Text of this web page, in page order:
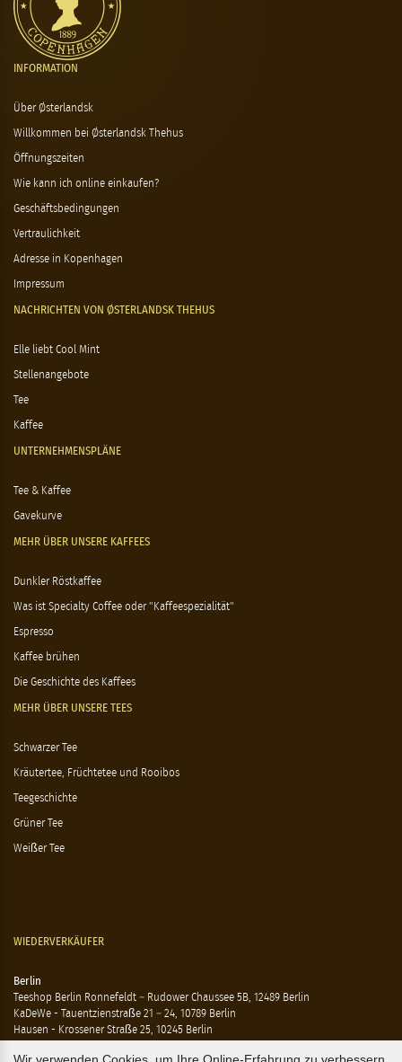
INFORMATION
Über Østerlandsk
Willkommen bei Østerlandsk Thehus
Öffnungszeiten
Wie kann ich online einkaufen?
Geschäftsbedingungen
Vertraulichkeit
Adresse in Kopenhagen
Impressum
NACHRICHTEN VON ØSTERLANDSK THEHUS
Elle liebt Cool Mint
Stellenangebote
Tee
Kaffee
UNTERNEHMENSPLÄNE
Tee & Kaffee
Gavekurve
MEHR ÜBER UNSERE KAFFEES
Dunkler Röstkaffee
Was ist Specialty Coffee oder "Kaffeespezialität"
Espresso
Kaffee brühen
Die Geschichte des Kaffees
MEHR ÜBER UNSERE TEES
Schwarzer Tee
Kräutertee, Früchtetee und Rooibos
Teegeschichte
Grüner Tee
Weißer Tee
WIEDERVERKÄUFER
Berlin
Teeshop Berlin Ronnefeldt – Rudower Chaussee 5B, 12489 Berlin
KaDeWe - Tauentzienstraße 21 – 24, 10789 Berlin
Hausen - Krossener Straße 25, 10245 Berlin